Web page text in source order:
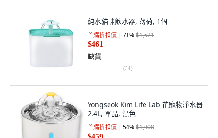
純水貓咪飲水器, 薄荷, 1個
首購折扣價 71%$1,621
$461
缺貨
(34)
Yongseok Kim Life Lab 花寵物淨水器
2.4L, 單品, 混色
首購折扣價 54%$1,008
$459